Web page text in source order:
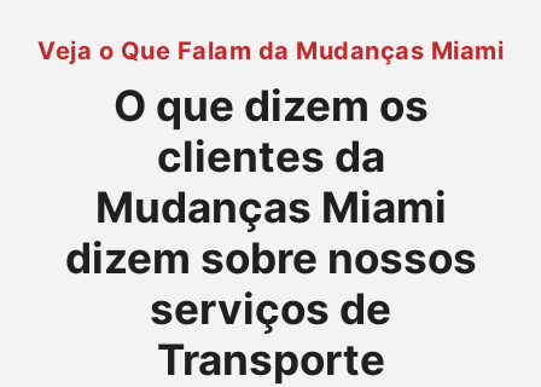
Veja o Que Falam da Mudanças Miami
O que dizem os
clientes da
Mudanças Miami
dizem sobre nossos
serviços de
Transporte